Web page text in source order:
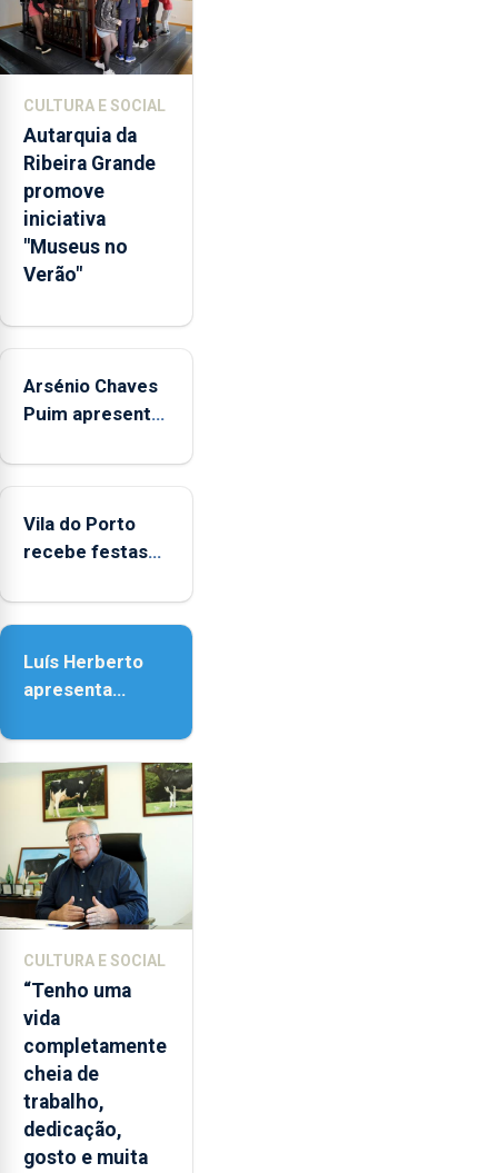
da
promoção
de
emocionais
e
sociais
junto
das
crianças
CULTURA E SOCIAL
Autarquia da
Ribeira Grande
promove
iniciativa
"Museus no
Verão"
Arsénio Chaves
Puim apresenta
Biblioteca de
Vila do Porto
recebe festas
Nossa Senhora
Luís Herberto
apresenta
Paisagem’
CULTURA E SOCIAL
“Tenho uma
vida
completamente
cheia de
trabalho,
dedicação,
gosto e muita